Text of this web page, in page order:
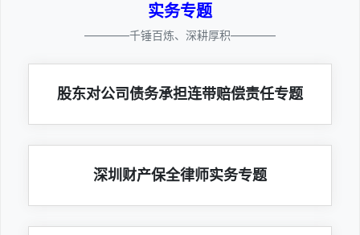
实务专题
————千锤百炼、深耕厚积————
股东对公司债务承担连带赔偿责任专题
深圳财产保全律师实务专题